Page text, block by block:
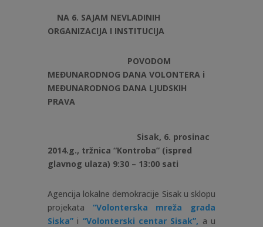
NA 6. SAJAM NEVLADINIH
ORGANIZACIJA I INSTITUCIJA
POVODOM
MEĐUNARODNOG DANA VOLONTERA i
MEĐUNARODNOG DANA LJUDSKIH
PRAVA
Sisak, 6. prosinac
2014.g., tržnica “Kontroba” (ispred
glavnog ulaza) 9:30 – 13:00 sati
Agencija lokalne demokracije Sisak u sklopu
projekata “Volonterska mreža grada
Siska”i “Volonterski centar Sisak”, a u